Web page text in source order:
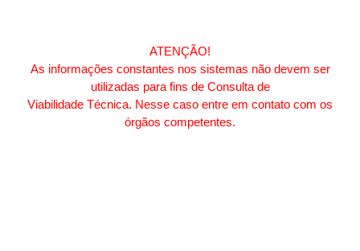
ATENÇÃO!
As informações constantes nos sistemas não devem ser
utilizadas para fins de Consulta de
Viabilidade Técnica. Nesse caso entre em contato com os
órgãos competentes.